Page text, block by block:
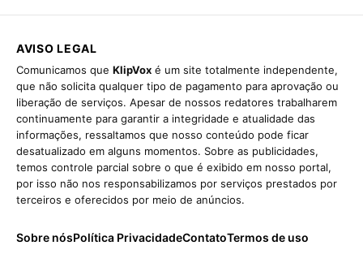
AVISO LEGAL
Comunicamos que KlipVox é um site totalmente independente,
que não solicita qualquer tipo de pagamento para aprovação ou
liberação de serviços. Apesar de nossos redatores trabalharem
continuamente para garantir a integridade e atualidade das
informações, ressaltamos que nosso conteúdo pode ficar
desatualizado em alguns momentos. Sobre as publicidades,
temos controle parcial sobre o que é exibido em nosso portal,
por isso não nos responsabilizamos por serviços prestados por
terceiros e oferecidos por meio de anúncios.
Sobre nósPolítica PrivacidadeContatoTermos de uso